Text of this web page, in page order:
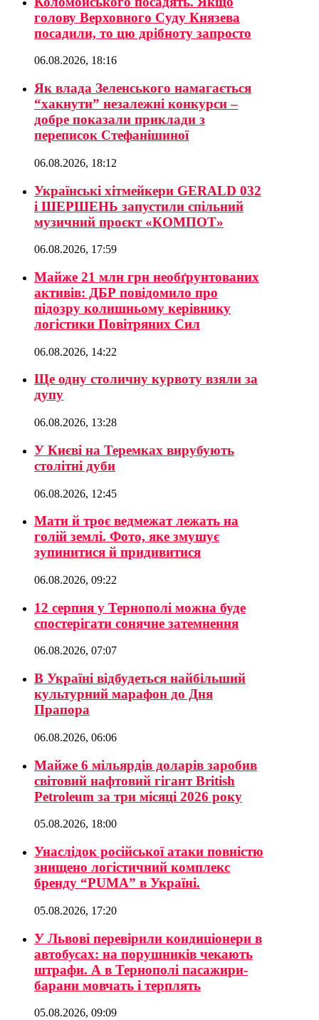
голову Верховного Суду Князева
посадили, то цю дрібноту запросто
06.08.2026, 18:16
Як влада Зеленського намагається
“хакнути” незалежні конкурси –
добре показали приклади з
переписок Стефанішиної
06.08.2026, 18:12
Українські хітмейкери GERALD 032
і ШЕРШЕНЬ запустили спільний
музичний проєкт «КОМПОТ»
06.08.2026, 17:59
Майже 21 млн грн необґрунтованих
активів: ДБР повідомило про
підозру колишньому керівнику
логістики Повітряних Сил
06.08.2026, 14:22
Ще одну столичну курвоту взяли за
дупу
06.08.2026, 13:28
У Києві на Теремках вирубують
столітні дуби
06.08.2026, 12:45
Мати й троє ведмежат лежать на
голій землі. Фото, яке змушує
зупинитися й придивитися
06.08.2026, 09:22
12 серпня у Тернополі можна буде
спостерігати сонячне затемнення
06.08.2026, 07:07
В Україні відбудеться найбільший
культурний марафон до Дня
Прапора
06.08.2026, 06:06
Майже 6 мільярдів доларів заробив
світовий нафтовий гігант British
Petroleum за три місяці 2026 року
05.08.2026, 18:00
Унаслідок російської атаки повністю
знищено логістичний комплекс
бренду “PUMA” в Україні.
05.08.2026, 17:20
У Львові перевірили кондиціонери в
автобусах: на порушників чекають
штрафи. А в Тернополі пасажири-
барани мовчать і терплять
05.08.2026, 09:09